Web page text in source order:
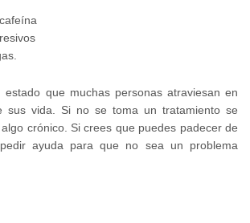
que muchas personas atraviesan en
sus vida. Si no se toma un tratamiento se
crónico. Si crees que puedes padecer de
ayuda para que no sea un problema